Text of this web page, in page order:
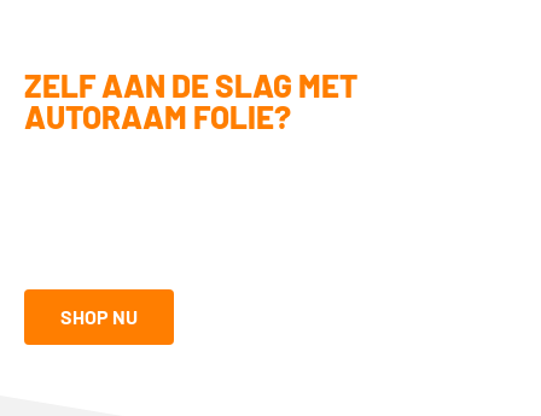
ZELF AAN DE SLAG MET
AUTORAAM FOLIE?
SHOP NU